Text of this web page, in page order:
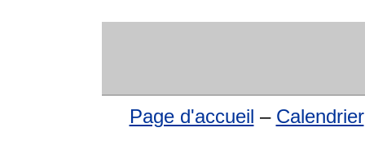
Page d'accueil – Calendrier